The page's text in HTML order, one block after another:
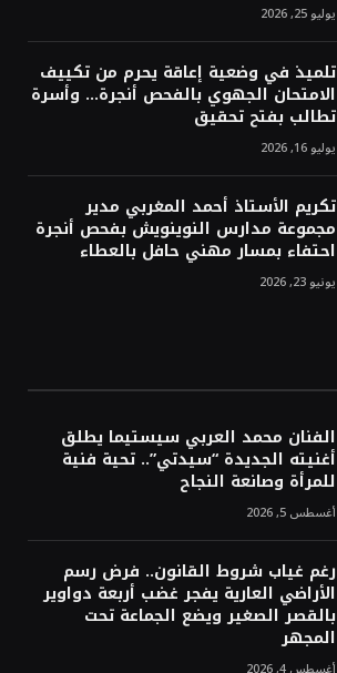
يوليو 25, 2026
تلميذ في وضعية إعاقة يحرم من تكييف
الامتحان الجهوي بالفحص أنجرة… وأسرة
تطالب بفتح تحقيق
يوليو 16, 2026
تكريم الأستاذ أحمد المغربي مدير
مجموعة مدارس النوينويش بفحص أنجرة
احتفاء بمسار مهني حافل بالعطاء
يونيو 23, 2026
الفنان محمد العربي سيستيما يطلق
أغنيته الجديدة “سيدتي”.. تحية فنية
للمرأة وصانعة النجاح
أغسطس 5, 2026
رغم غياب شروط القانون.. فرض رسم
الأراضي العارية يفجر غضب أربعة دواوير
بالقصر الصغير ويضع الجماعة تحت
المجهر